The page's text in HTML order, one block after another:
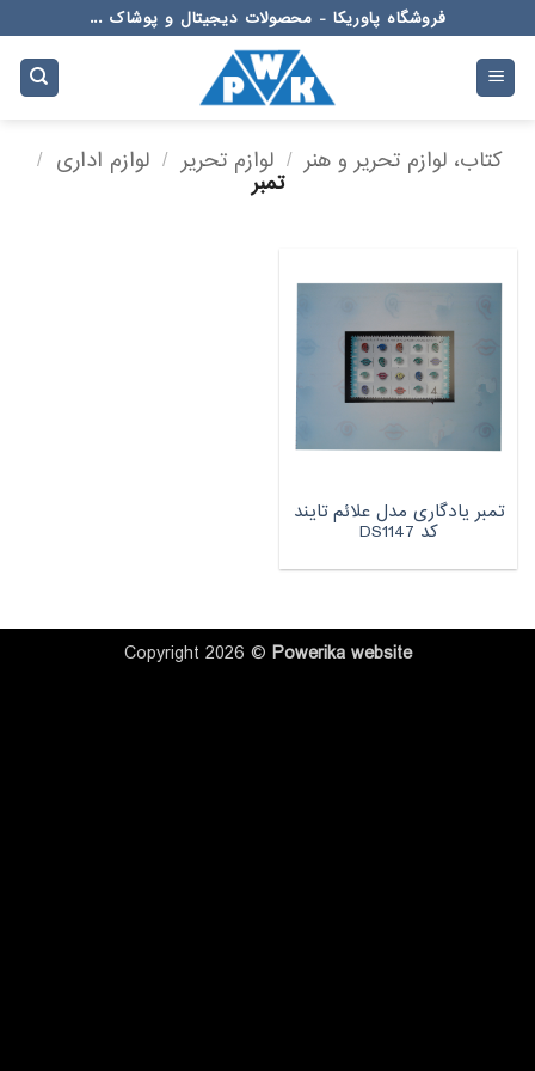
to
content
فروشگاه پاوریکا - محصولات دیجیتال و پوشاک ...
کتاب، لوازم تحریر و هنر / لوازم تحریر / لوازم اداری /
تمبر
تمبر یادگاری مدل علائم تایند
کد DS1147
Copyright 2026 © Powerikawebsite